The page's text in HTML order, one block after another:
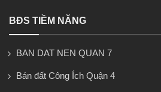
BĐS TIỀM NĂNG
BAN DAT NEN QUAN 7
Bán đất Công Ích Quận 4